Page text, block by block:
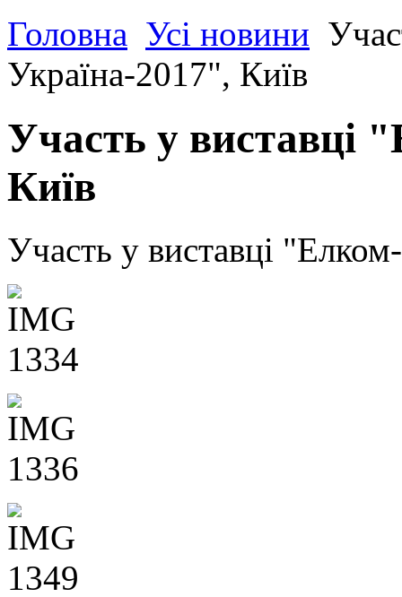
Головна Усі новини
Україна-2017", Київ
Участь у виставці
Київ
Участь у виставці